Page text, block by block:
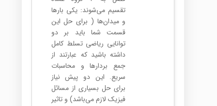
تقسیم می‌شوند: یکی بارها
و میدان‌ها ( برای حل این
قسمت شما باید بر دو
توانایی ریاضی تسلط کامل
داشته باشید که عبارتند از
جمع بردارها و محاسبات
سریع. این دو پیش نیاز
برای حل بسیاری از مسائل
فیزیک لازم می‌باشد) و تاثیر